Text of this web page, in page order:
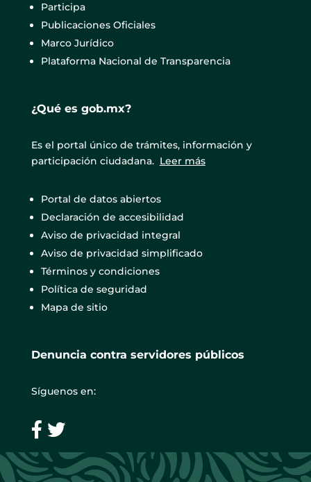
Participa
Publicaciones Oficiales
Marco Jurídico
Plataforma Nacional de Transparencia
¿Qué es gob.mx?
Es el portal único de trámites, información y
participación ciudadana. Leer más
Portal de datos abiertos
Declaración de accesibilidad
Aviso de privacidad integral
Aviso de privacidad simplificado
Términos y condiciones
Política de seguridad
Mapa de sitio
Denuncia contra servidores públicos
Síguenos en: